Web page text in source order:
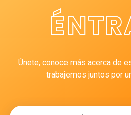
Únete, conoce más acerca de
trabajemos juntos por